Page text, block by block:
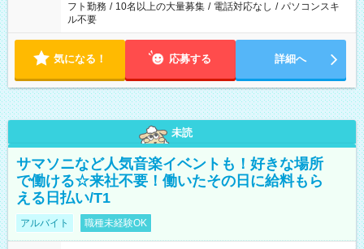
フト勤務 / 10名以上の大量募集 / 電話対応なし / パソコンスキ
ル不要
気になる！ 応募する 詳細へ
未読
サマソニなど人気音楽イベントも！好きな場所
で働ける☆来社不要！働いたその日に給料もら
える日払い/T1
アルバイト 職種未経験OK